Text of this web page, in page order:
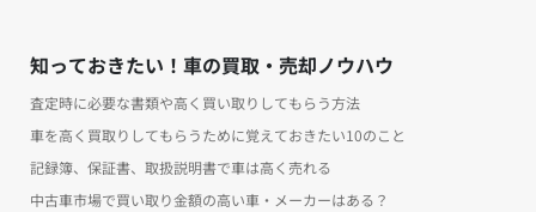
知っておきたい！車の買取・売却ノウハウ
査定時に必要な書類や高く買い取りしてもらう方法
車を高く買取りしてもらうために覚えておきたい10のこと
記録簿、保証書、取扱説明書で車は高く売れる
中古車市場で買い取り金額の高い車・メーカーはある？